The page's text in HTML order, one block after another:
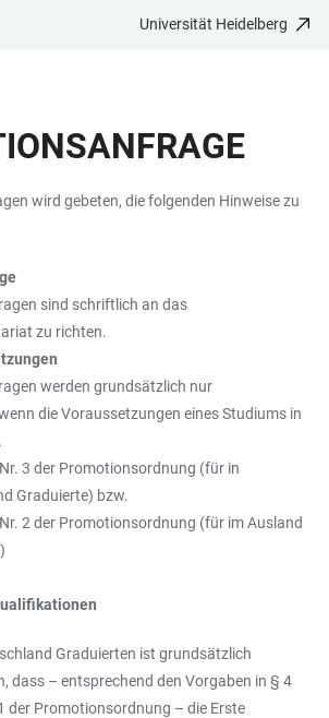
Universität Heidelberg
wird gebeten, die folgenden Hinweise zu
sind schriftlich an das
zu richten.
werden grundsätzlich nur
die Voraussetzungen eines Studiums in
3 der Promotionsordnung (für in
Graduierte) bzw.
2 der Promotionsordnung (für im Ausland
Graduierten ist grundsätzlich
dass – entsprechend den Vorgaben in § 4
der Promotionsordnung – die Erste